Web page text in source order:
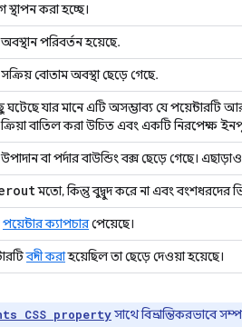
স্থাপন করা হচ্ছে।
পরিবর্তন হয়েছে.
সক্রিয় বোতাম অবস্থা ছেড়ে গেছে.
ঘটেছে যার মানে এটি অসম্ভাব্য যে
বাতিল করা উচিত এবং একটি নিরপেক্ষ
বা পর্দার বাউন্ডিং বক্স ছেড়ে গেছে।
মতো, কিন্তু বুদ্বুদ করে না এবং বংশধরদের
পয়েন্টার ক্যাপচারপেয়েছে।
বন্দী করাহয়েছিল তা ছেড়ে দেওয়া হয়েছে।
CSS propertyসাথে বিভ্রান্তিকরভাবে